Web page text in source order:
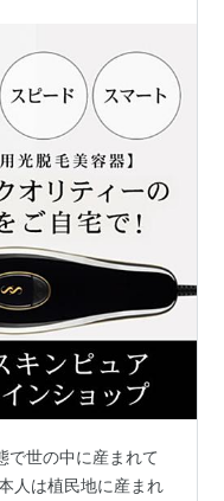
で世の中に産まれて
人は植民地に産まれ